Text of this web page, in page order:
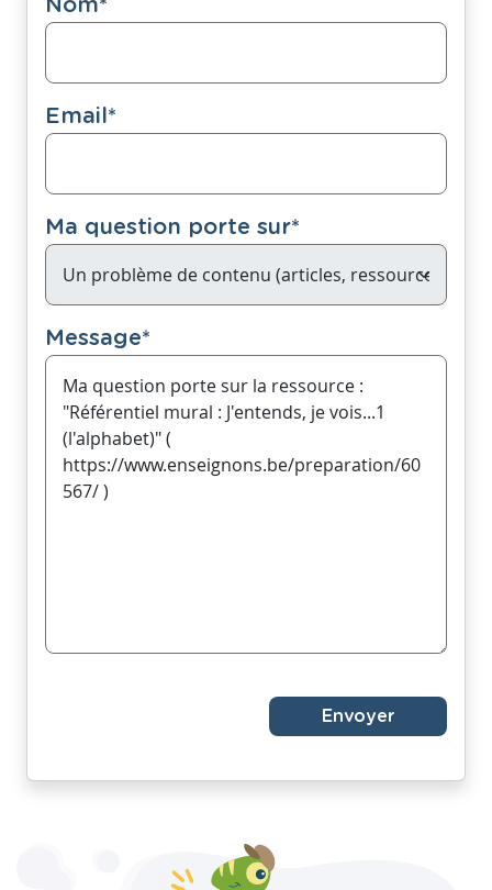
Nom*
Email*
Ma question porte sur*
Message*
Envoyer